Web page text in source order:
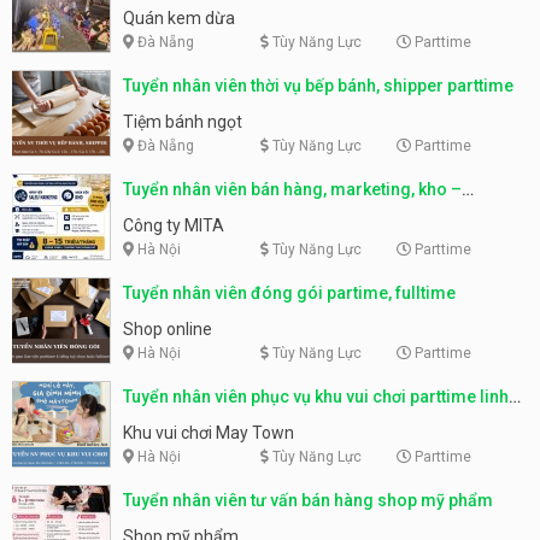
Quán kem dừa
Đà Nẵng Tùy Năng Lực Parttime
Tuyển nhân viên thời vụ bếp bánh, shipper parttime
Tiệm bánh ngọt
Đà Nẵng Tùy Năng Lực Parttime
Tuyển nhân viên bán hàng, marketing, kho –
parttime, fulltime
Công ty MITA
Hà Nội Tùy Năng Lực Parttime
Tuyển nhân viên đóng gói partime, fulltime
Shop online
Hà Nội Tùy Năng Lực Parttime
Tuyển nhân viên phục vụ khu vui chơi parttime linh
động
Khu vui chơi May Town
Hà Nội Tùy Năng Lực Parttime
Tuyển nhân viên tư vấn bán hàng shop mỹ phẩm
Shop mỹ phẩm